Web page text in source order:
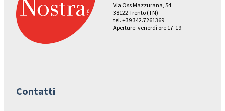
Via Oss Mazzurana, 54
38122 Trento (TN)
tel. +39 342.7261369
Aperture: venerdì ore 17-19
Contatti